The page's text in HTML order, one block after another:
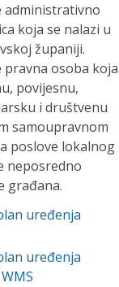
administrativno
koja se nalazi u
županiji.
pravna osoba koja
povijesnu,
i društvenu
samoupravnom
poslove lokalnog
neposredno
građana.
uređenja
uređenja